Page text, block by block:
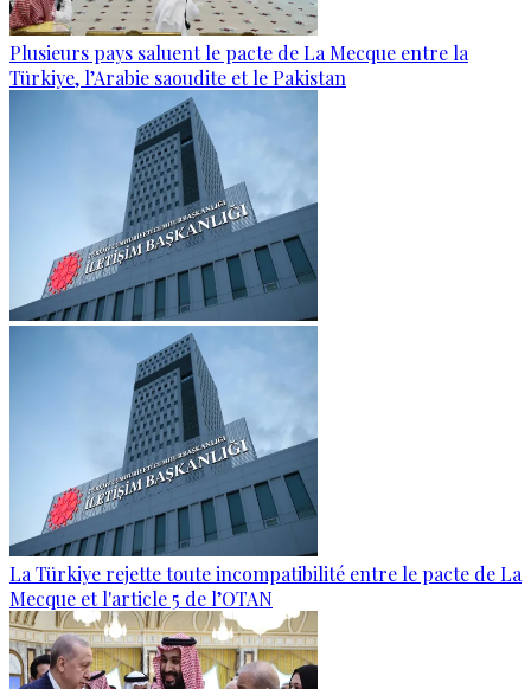
Plusieurs pays saluent le pacte de La Mecque entre la
Türkiye, l’Arabie saoudite et le Pakistan
La Türkiye rejette toute incompatibilité entre le pacte de La
Mecque et l'article 5 de l’OTAN